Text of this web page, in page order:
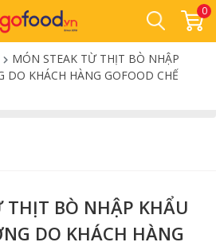
0
MÓN STEAK TỪ THỊT BÒ NHẬP
DO KHÁCH HÀNG GOFOOD CHẾ
THỊT BÒ NHẬP KHẨU
DO KHÁCH HÀNG